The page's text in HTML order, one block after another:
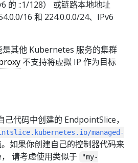
的 ::1/128） 或链路本地地址
16 和 224.0.0.0/24、IPv6
是其他 Kubernetes 服务的集群
不支持将虚拟 IP 作为目标
己代码中创建的 EndpointSlice，
managed-
如果你创建自己的控制器代码来
请考虑使用类似于
"my-